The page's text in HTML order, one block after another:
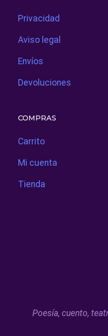
Privacidad
Aviso legal
Envíos
Devoluciones
COMPRAS
Carrito
Mi cuenta
Tienda
Poesía, cuento,